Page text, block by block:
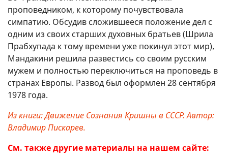
проповедником, к которому почувствовала
симпатию. Обсудив сложившееся положение дел с
одним из своих старших духовных братьев (Шрила
Прабхупада к тому времени уже покинул этот мир),
Мандакини решила развестись со своим русским
мужем и полностью переключиться на проповедь в
странах Европы. Развод был оформлен 28 сентября
1978 года.
Из книги: Движение Сознания Кришны в СССР. Автор:
Владимир Пискарев.
См. также другие материалы на нашем сайте: